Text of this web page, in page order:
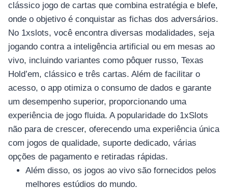
clássico jogo de cartas que combina estratégia e blefe,
onde o objetivo é conquistar as fichas dos adversários.
No 1xslots, você encontra diversas modalidades, seja
jogando contra a inteligência artificial ou em mesas ao
vivo, incluindo variantes como pôquer russo, Texas
Hold’em, clássico e três cartas. Além de facilitar o
acesso, o app otimiza o consumo de dados e garante
um desempenho superior, proporcionando uma
experiência de jogo fluida. A popularidade do 1xSlots
não para de crescer, oferecendo uma experiência única
com jogos de qualidade, suporte dedicado, várias
opções de pagamento e retiradas rápidas.
Além disso, os jogos ao vivo são fornecidos pelos
melhores estúdios do mundo.